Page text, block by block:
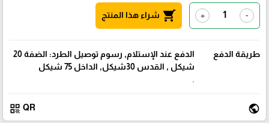
-
+
shopping_cart شراء هذا المنتج
طريقة الدفع
الدفع عند الإستلام, رسوم توصيل الطرد: الضفة 20
شيكل , القدس 30شيكل, الداخل 75 شيكل
.
public
QR
qr_code